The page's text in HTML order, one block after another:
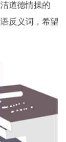
道德情操的
反义词，希望